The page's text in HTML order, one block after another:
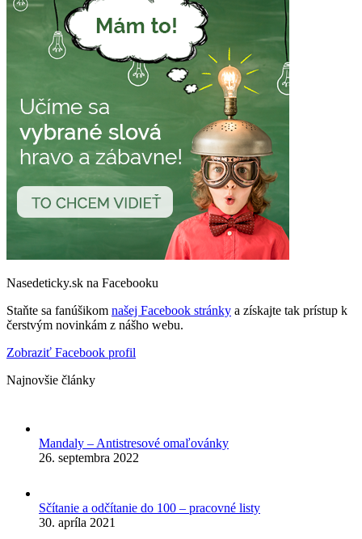
Nasedeticky.sk na Facebooku
Staňte sa fanúšikom našej Facebook stránky a získajte tak prístup k
čerstvým novinkám z nášho webu.
Zobraziť Facebook profil
Najnovšie články
Mandaly – Antistresové omaľovánky
26. septembra 2022
Sčítanie a odčítanie do 100 – pracovné listy
30. apríla 2021